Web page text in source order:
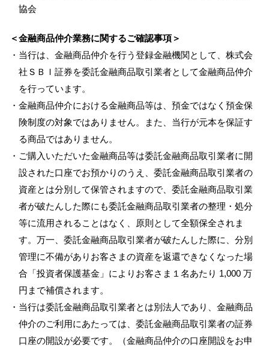
協会
＜金融商品仲介業務に関するご確認事項＞
・当行は、金融商品仲介を行う登録金融機関として、株式会
社ＳＢＩ証券を委託金融商品取引業者として金融商品仲介
を行っています。
・金融商品仲介における金融商品等は、預金ではなく預金保
険制度の対象ではありません。また、当行が元本を保証す
る商品ではありません。
・ご購入いただいた金融商品等は委託金融商品取引業者に開
設された口座でお預かりのうえ、委託金融商品取引業者の
資産とは分別して保管されますので、委託金融商品取引業
者が破たんした際にも委託金融商品取引業者の整理・処分
等に流用されることはなく、原則として全額保全されま
す。万一、委託金融商品取引業者が破たんした際に、分別
管理に不備がありお客さまの資産を返還できなくなった場
合「投資者保護基金」によりお客さま１名あたり 1,000 万
円まで補償されます。
・当行は委託金融商品取引業者とは別法人であり、金融商品
仲介のご利用にあたっては、委託金融商品取引業者の証券
口座の開設が必要です。（金融商品仲介の口座開設をお申